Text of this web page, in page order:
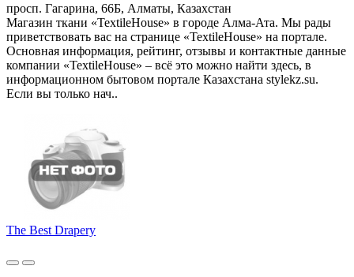
просп. Гагарина, 66Б, Алматы, Казахстан
Магазин ткани «TextileHouse» в городе Алма-Ата. Мы рады
приветствовать вас на странице «TextileHouse» на портале.
Основная информация, рейтинг, отзывы и контактные данные
компании «TextileHouse» – всё это можно найти здесь, в
информационном бытовом портале Казахстана stylekz.su.
Если вы только нач..
The Best Drapery